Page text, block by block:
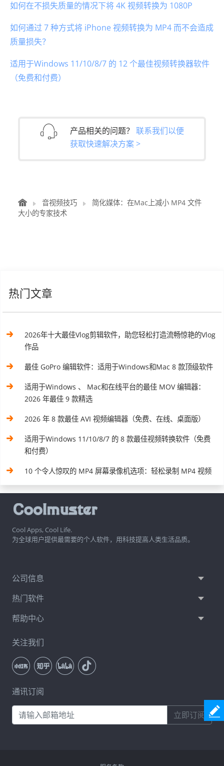
如何在不损失质量的情况下将 4K 视频转换为 1080P
如何通过 7 种方式将 iPhone 视频转换为 MP4 而不会造成
质量损失？
适用于Windows 11/10/8/7 的 12 个最佳视频转换器软件
（免费和付费）
产品相关的问题？ 联系我们以便
获取快速解决方案 >
音视频技巧
简化媒体：在Mac上减小 MP4 文件
大小的专家技术
热门文章
2026年十大最佳Vlog剪辑软件，助您轻松打造流畅惊艳的Vlog
作品
最佳 GoPro 编辑软件：适用于Windows和Mac 8 款顶级软件
适用于Windows 、 Mac和在线平台的最佳 MOV 编辑器：
2026 年最佳 9 款精选
2026 年 8 款最佳 AVI 视频编辑器（免费、在线、桌面版）
适用于Windows 11/10/8/7 的 8 款最佳视频转换软件（免费
和付费）
10 个令人惊叹的 MP4 屏幕录像机选项：轻松录制 MP4 视频
Cool Apps, Cool Life.
为全球用户提供最需要的个人软件，用科技提高人类生活品质。
公司信息
热门软件
帮助中心
关注我们
通讯订阅
立即订阅